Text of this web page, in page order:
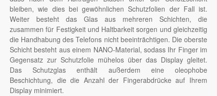
bleiben, wie dies bei gewöhnlichen Schutzfolien der Fall ist.
Weiter besteht das Glas aus mehreren Schichten, die
zusammen für Festigkeit und Haltbarkeit sorgen und gleichzeitig
die Handhabung des Telefons nicht beeinträchtigen. Die oberste
Schicht besteht aus einem NANO-Material, sodass Ihr Finger im
Gegensatz zur Schutzfolie mühelos über das Display gleitet.
Das Schutzglas enthält außerdem eine oleophobe
Beschichtung, die die Anzahl der Fingerabdrücke auf Ihrem
Display minimiert.